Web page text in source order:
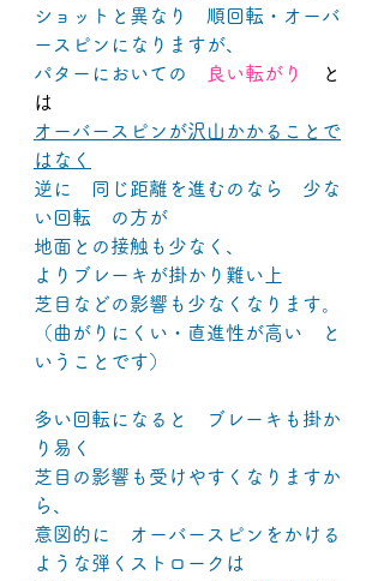
ショットと異なり　順回転・オーバ
ースピンになりますが、
パターにおいての
良い転がり
と
は
オーバースピンが沢山かかることで
はなく
逆に　同じ距離を進むのなら　少な
い回転　の方が
地面との接触も少なく、
よりブレーキが掛かり難い上
芝目などの影響も少なくなります。
（曲がりにくい・直進性が高い　と
いうことです）
多い回転になると　ブレーキも掛か
り易く
芝目の影響も受けやすくなりますか
ら、
意図的に　オーバースピンをかける
ような弾くストロークは